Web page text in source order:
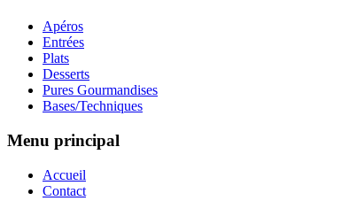
Apéros
Entrées
Plats
Desserts
Pures Gourmandises
Bases/Techniques
Menu principal
Accueil
Contact